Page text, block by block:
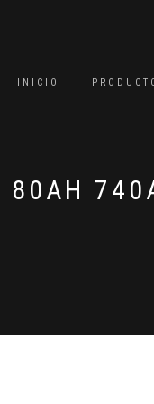
INICIO
80AH